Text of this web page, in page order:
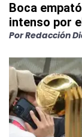
Boca
intenso por
PorRedacción